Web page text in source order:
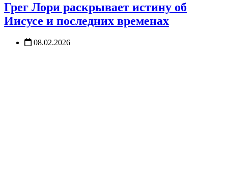
Грег Лори раскрывает истину об
Иисусе и последних временах
08.02.2026